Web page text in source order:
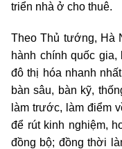
triển nhà ở cho thuê.
Theo Thủ tướng, Hà
hành chính quốc
đô thị hóa nhanh
bàn sâu, bàn kỹ,
làm trước, làm điểm
để rút kinh nghiệm,
đồng bộ; đồng thời